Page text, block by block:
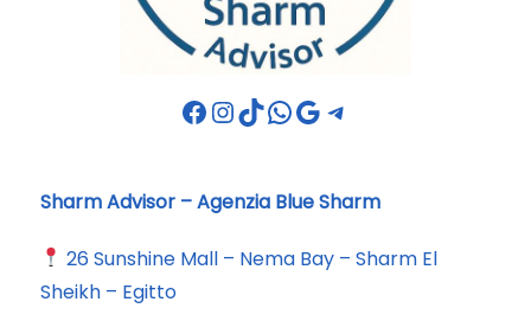
Facebook InstagramTikTok WhatsApp Google Telegram
Sharm Advisor – Agenzia Blue Sharm
26 Sunshine Mall – Nema Bay – Sharm El
Sheikh – Egitto